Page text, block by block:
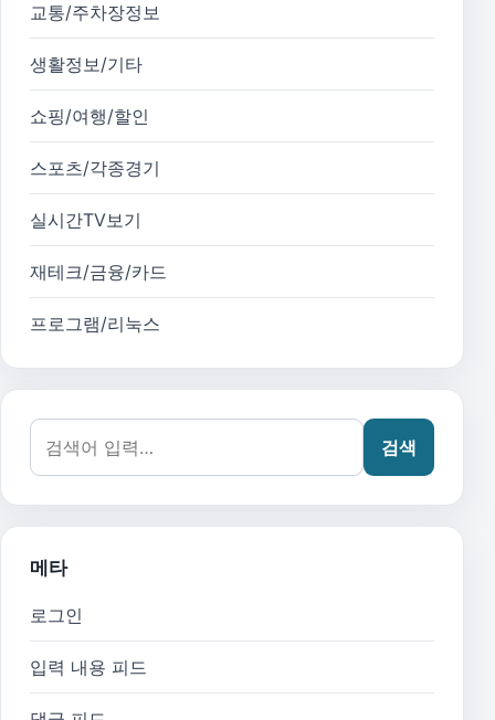
교통/주차장정보
생활정보/기타
쇼핑/여행/할인
스포츠/각종경기
실시간TV보기
재테크/금융/카드
프로그램/리눅스
검색어:
검색
메타
로그인
입력 내용 피드